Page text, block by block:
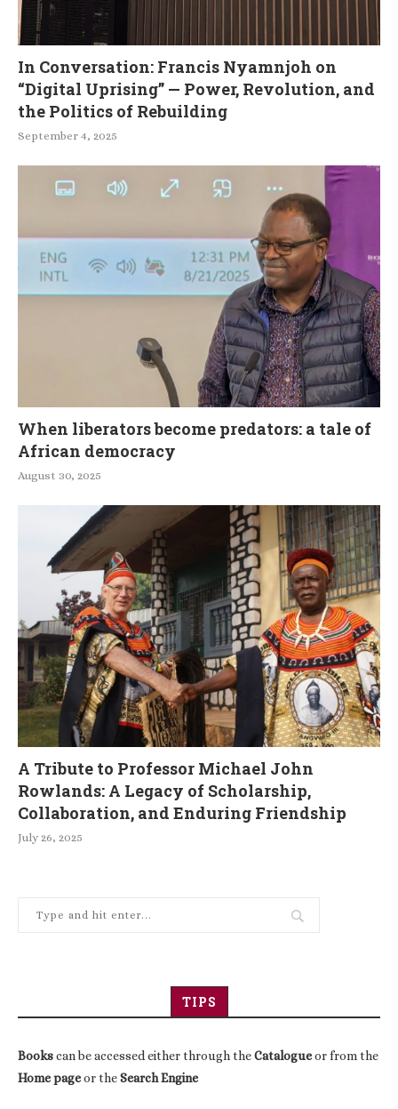
In Conversation: Francis Nyamnjoh on
“Digital Uprising” — Power, Revolution, and
the Politics of Rebuilding
September 4, 2025
When liberators become predators: a tale of
African democracy
August 30, 2025
A Tribute to Professor Michael John
Rowlands: A Legacy of Scholarship,
Collaboration, and Enduring Friendship
July 26, 2025
TIPS
Bookscan be accessed either through theCatalogueor from the
Home pageor theSearch Engine